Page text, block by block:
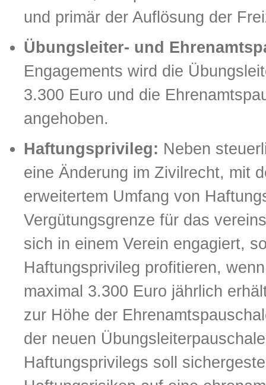
und primär der Auflösung der
Übungsleiter- und
Engagements wird die
3.300 Euro und die
angehoben.
Haftungsprivileg: Neben
eine Änderung im Zivilrecht, mit
erweitertem Umfang von
Vergütungsgrenze für das
sich in einem Verein engagiert,
Haftungsprivileg profitieren,
maximal 3.300 Euro jährlich
zur Höhe der
der neuen
Haftungsprivilegs soll